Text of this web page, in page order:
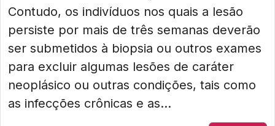
Contudo, os indivíduos nos quais a lesão
persiste por mais de três semanas deverão
ser submetidos à biopsia ou outros exames
para excluir algumas lesões de caráter
neoplásico ou outras condições, tais como
as infecções crônicas e as...